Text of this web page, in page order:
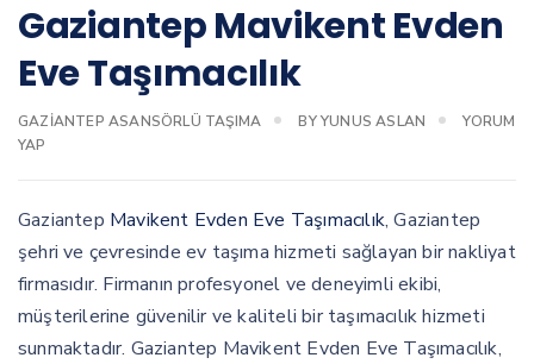
Gaziantep Mavikent Evden
Eve Taşımacılık
GAZIANTEP ASANSÖRLÜ TAŞIMA BYYUNUS ASLAN
YORUM
YAP
Gaziantep Mavikent Evden Eve Taşımacılık, Gaziantep
şehri ve çevresinde ev taşıma hizmeti sağlayan bir nakliyat
firmasıdır. Firmanın profesyonel ve deneyimli ekibi,
müşterilerine güvenilir ve kaliteli bir taşımacılık hizmeti
sunmaktadır. Gaziantep Mavikent Evden Eve Taşımacılık,